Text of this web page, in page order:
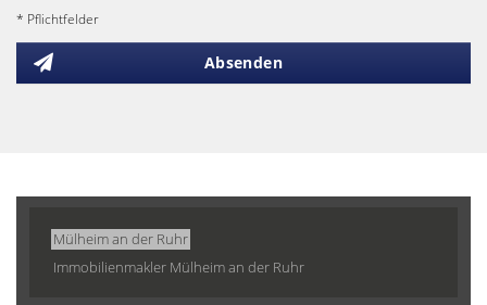
* Pflichtfelder
Absenden
Mülheim an der Ruhr
Immobilienmakler Mülheim an der Ruhr